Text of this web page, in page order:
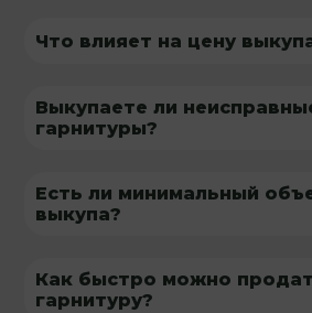
Что влияет на цену
Выкупаете ли
гарнитуры?
Есть ли минимальный
выкупа?
Как быстро можно
гарнитуру?